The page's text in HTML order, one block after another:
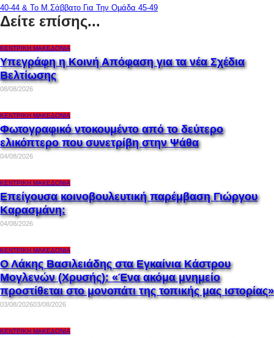
40-44 & Το Μ.Σάββατο Για Την Ομάδα 45-49
Δείτε επίσης...
ΚΕΝΤΡΙΚΉ ΜΑΚΕΔΟΝΊΑ
Υπεγράφη η Κοινή Απόφαση για τα νέα Σχέδια
Βελτίωσης
08/08/2026
ΚΕΝΤΡΙΚΉ ΜΑΚΕΔΟΝΊΑ
Φωτογραφικό ντοκουμέντο από το δεύτερο
ελικόπτερο που συνετρίβη στην Ψάθα
04/08/2026
ΚΕΝΤΡΙΚΉ ΜΑΚΕΔΟΝΊΑ
Επείγουσα κοινοβουλευτική παρέμβαση Γιώργου
Καρασμάνη:
04/08/2026
ΚΕΝΤΡΙΚΉ ΜΑΚΕΔΟΝΊΑ
Ο Λάκης Βασιλειάδης στα Εγκαίνια Κάστρου
Μογλενών (Χρυσής): «Ένα ακόμα μνημείο
προστίθεται στο μονοπάτι της τοπικής μας ιστορίας»
03/08/202603/08/2026
ΚΕΝΤΡΙΚΉ ΜΑΚΕΔΟΝΊΑ